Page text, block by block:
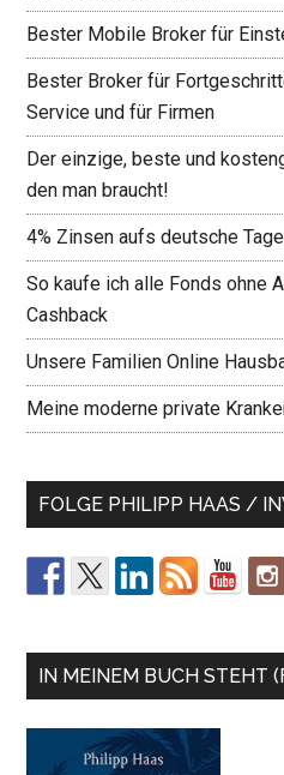
Bester Mobile Broker für
Bester Broker für
Service und für Firmen
Der einzige, beste und
den man braucht!
4% Zinsen aufs deutsche
So kaufe ich alle Fonds ohne
Cashback
Unsere Familien Online
Meine moderne private
FOLGE PHILIPP HAAS /
IN MEINEM BUCH STEHT